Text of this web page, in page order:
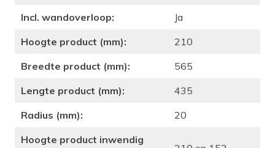
Incl. wandoverloop:
Ja
Hoogte product (mm):
210
Breedte product (mm):
565
Lengte product (mm):
435
Radius (mm):
20
Hoogte product inwendig